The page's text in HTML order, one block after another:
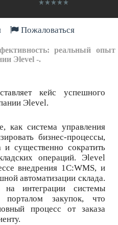
Пожаловаться
реальный опыт
Эlevel -.
кейс успешного
Эlevel.
как система управления
бизнес-процессы,
и существенно сократить
операций. Эlevel
внедрения 1С:WMS, и
автоматизации склада.
интеграции системы
закупок, что
процесс от заказа